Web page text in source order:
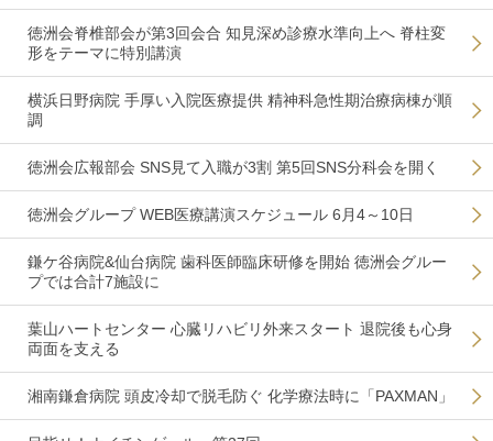
徳洲会脊椎部会が第3回会合 知見深め診療水準向上へ 脊柱変
形をテーマに特別講演
横浜日野病院 手厚い入院医療提供 精神科急性期治療病棟が順
調
徳洲会広報部会 SNS見て入職が3割 第5回SNS分科会を開く
徳洲会グループ WEB医療講演スケジュール 6月4～10日
鎌ケ谷病院&仙台病院 歯科医師臨床研修を開始 徳洲会グルー
プでは合計7施設に
葉山ハートセンター 心臓リハビリ外来スタート 退院後も心身
両面を支える
湘南鎌倉病院 頭皮冷却で脱毛防ぐ 化学療法時に「PAXMAN」